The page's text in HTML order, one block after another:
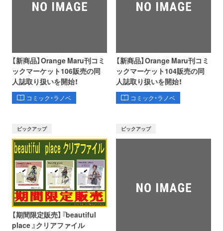
【新商品】Orange Maru刊コミ
ックマーケット106販売の同
人誌取り扱いを開始！
コミック・ラノベ
【新商品】Orange Maru刊コミ
ックマーケット104販売の同
人誌取り扱いを開始！
コミック・ラノベ
ピックアップ
【期間限定販売】『beautiful
place 』クリアファイル
ピックアップ